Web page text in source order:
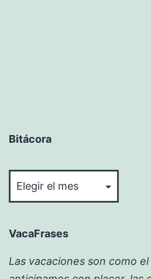
Bitácora
VacaFrases
Las vacaciones son como